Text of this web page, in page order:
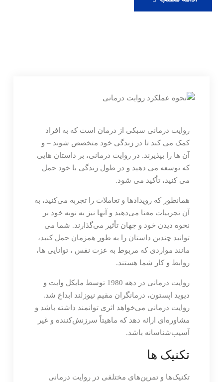
ویزیت
روایت درمانی سبکی از درمان است که به افراد
کمک می کند تا در زندگی خود متخصص شوند – و
آن ها را بپذیرند. در روایت درمانی، بر داستان هایی
که توسعه می دهید و در طول زندگی با خود حمل
می کنید، تأکید می شود.
همانطور که رویدادها و تعاملات را تجربه می‌کنید، به
آن تجربیات معنا می‌دهید و آنها نیز به نوبه خود بر
نحوه دیدن خود و جهان تأثیر می‌گذارند. شما می
توانید چندین داستان را به طور همزمان حمل کنید،
مانند مواردی که مربوط به عزت نفس ، توانایی ها،
روابط و کار شما هستند.
روایت درمانی در دهه 1980 توسط مایکل وایت و
دیوید اپستون، درمانگران مقیم نیوزلند ابداع شد.
روایت درمانی می‌خواهد اثری توانمند داشته باشد و
مشاوره‌ای ارائه دهد که ماهیتاً سرزنش‌کننده و غیر
آسیب‌شناسانه باشد.
تکنیک ها
تکنیک‌ها و تمرین‌های مختلفی در روایت درمانی